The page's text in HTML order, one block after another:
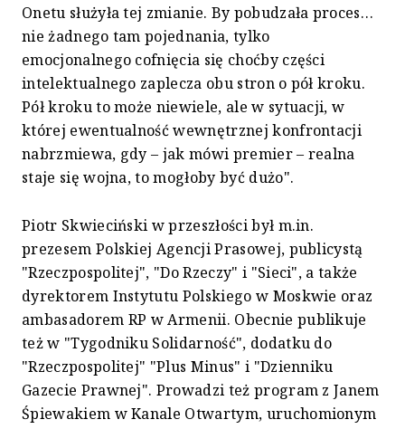
Onetu służyła tej zmianie. By pobudzała proces…
nie żadnego tam pojednania, tylko
emocjonalnego cofnięcia się choćby części
intelektualnego zaplecza obu stron o pół kroku.
Pół kroku to może niewiele, ale w sytuacji, w
której ewentualność wewnętrznej konfrontacji
nabrzmiewa, gdy – jak mówi premier – realna
staje się wojna, to mogłoby być dużo".
Piotr Skwieciński w przeszłości był m.in.
prezesem Polskiej Agencji Prasowej, publicystą
"Rzeczpospolitej", "Do Rzeczy" i "Sieci", a także
dyrektorem Instytutu Polskiego w Moskwie oraz
ambasadorem RP w Armenii. Obecnie publikuje
też w "Tygodniku Solidarność", dodatku do
"Rzeczpospolitej" "Plus Minus" i "Dzienniku
Gazecie Prawnej". Prowadzi też program z Janem
Śpiewakiem w Kanale Otwartym, uruchomionym